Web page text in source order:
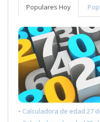
Populares Hoy
• Calculadora de edad 27